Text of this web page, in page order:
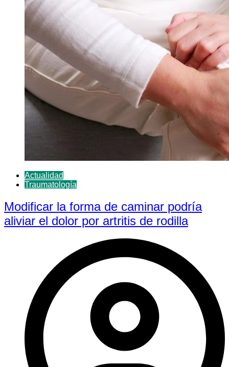
Actualidad
Traumatología
Modificar la forma de caminar podría
aliviar el dolor por artritis de rodilla